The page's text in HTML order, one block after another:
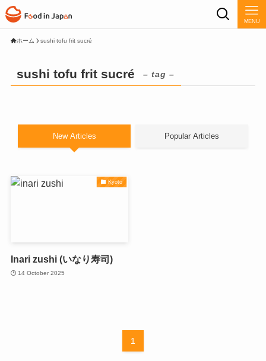
MENU
ホーム sushi tofu frit sucré
sushi tofu frit sucré – tag –
New Articles Popular Articles
Kyoto
Inari zushi (いなり寿司)
14 October 2025
1